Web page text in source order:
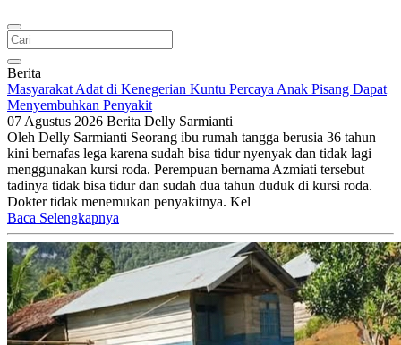
Berita
Masyarakat Adat di Kenegerian Kuntu Percaya Anak Pisang Dapat
Menyembuhkan Penyakit
07 Agustus 2026 Berita Delly Sarmianti
Oleh Delly Sarmianti Seorang ibu rumah tangga berusia 36 tahun
kini bernafas lega karena sudah bisa tidur nyenyak dan tidak lagi
menggunakan kursi roda. Perempuan bernama Azmiati tersebut
tadinya tidak bisa tidur dan sudah dua tahun duduk di kursi roda.
Dokter tidak menemukan penyakitnya. Kel
Baca Selengkapnya